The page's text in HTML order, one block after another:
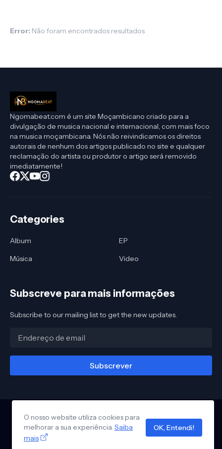
Error: Não foram encontrados resultados
Ngomabeat.com é um site Moçambicano criado para a
divulgação de musica nacional e internacional, com mais foco
na musica moçambicana. Nós não reivindicamos os direitos
autorais de nenhum dos artigos publicado no site e qualquer
reclamação do artista ou produtor o artigo será removido
imediatamente!
Categories
Album
EP
Música
Video
Subscreve para mais informações
Subscribe to our mailing list to get the new updates.
Pro Blogger Templates
Página Inicial Sobre-nósPrivacidade Contacte-nos
O nosso website utiliza cookies para
melhorar a sua experiência. Saiba
mais
OK, Entendi!